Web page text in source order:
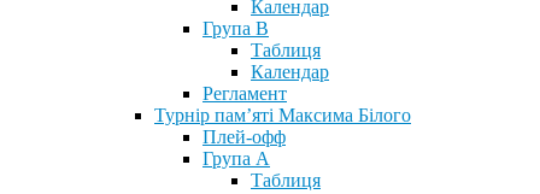
Календар
Група В
Таблиця
Календар
Регламент
Турнір пам’яті Максима Білого
Плей-офф
Група А
Таблиця